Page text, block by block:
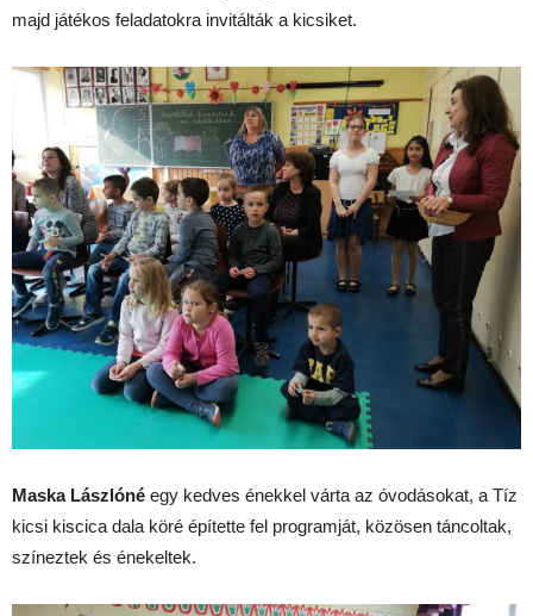
majd játékos feladatokra invitálták a kicsiket.
Maska Lászlóné egy kedves énekkel várta az óvodásokat, a Tíz
kicsi kiscica dala köré építette fel programját, közösen táncoltak,
színeztek és énekeltek.